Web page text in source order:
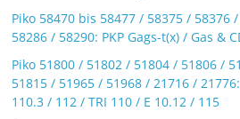
Piko 58470 bis 58477 / 58375 / 58376
58286 / 58290: PKP Gags-t(x) / Gas &
Piko 51800 / 51802 / 51804 / 51806 /
51815 / 51965 / 51968 / 21716 /
110.3 / 112 / TRI 110 / E 10.12 / 115